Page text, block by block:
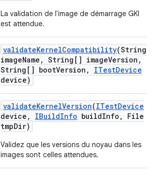
La validation de l'image de démarrage GKI
est attendue.
validateKernelCompatibility(String
imageName , String[] imageVersion ,
String[] bootVersion , ITestDevice
device)
validateKernelVersion(ITestDevice
device , IBuildInfo buildInfo ,
File
tmpDir)
Validez que les versions du noyau dans les
images sont celles attendues.